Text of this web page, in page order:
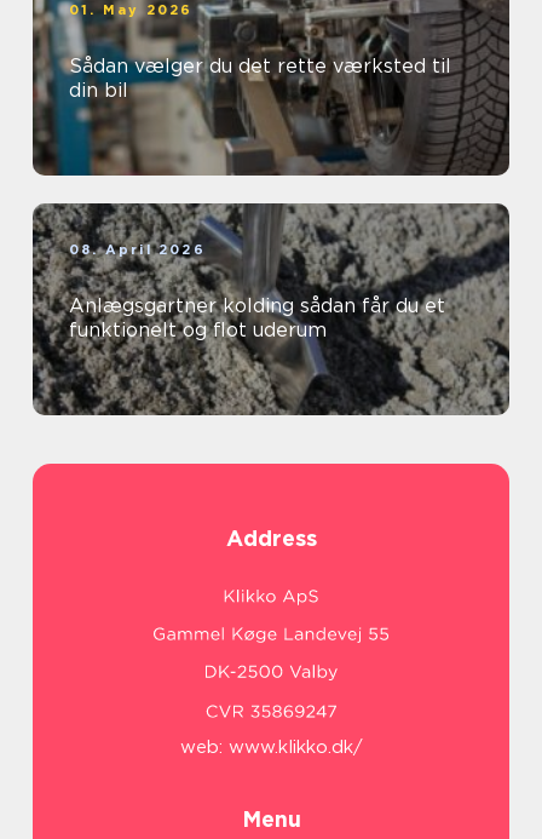
01. May 2026
Sådan vælger du det rette værksted til
din bil
08. April 2026
Anlægsgartner kolding sådan får du et
funktionelt og flot uderum
Address
web: www.klikko.dk/
Menu